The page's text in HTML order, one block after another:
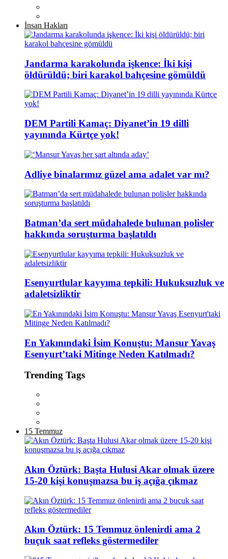
İnsan Hakları
Jandarma karakolunda işkence: İki kişi
öldürüldü; biri karakol bahçesine gömüldü
DEM Partili Kamaç: Diyanet’in 19 dilli
yayınında Kürtçe yok!
Adliye binalarımız güzel ama adalet var mı?
Batman’da sert müdahalede bulunan polisler
hakkında soruşturma başlatıldı
Esenyurtlular kayyıma tepkili: Hukuksuzluk ve
adaletsizliktir
En Yakınındaki İsim Konuştu: Mansur Yavaş
Esenyurt’taki Mitinge Neden Katılmadı?
Trending Tags
15 Temmuz
Akın Öztürk: Başta Hulusi Akar olmak üzere
15-20 kişi konuşmazsa bu iş açığa çıkmaz
Akın Öztürk: 15 Temmuz önlenirdi ama 2
buçuk saat refleks göstermediler